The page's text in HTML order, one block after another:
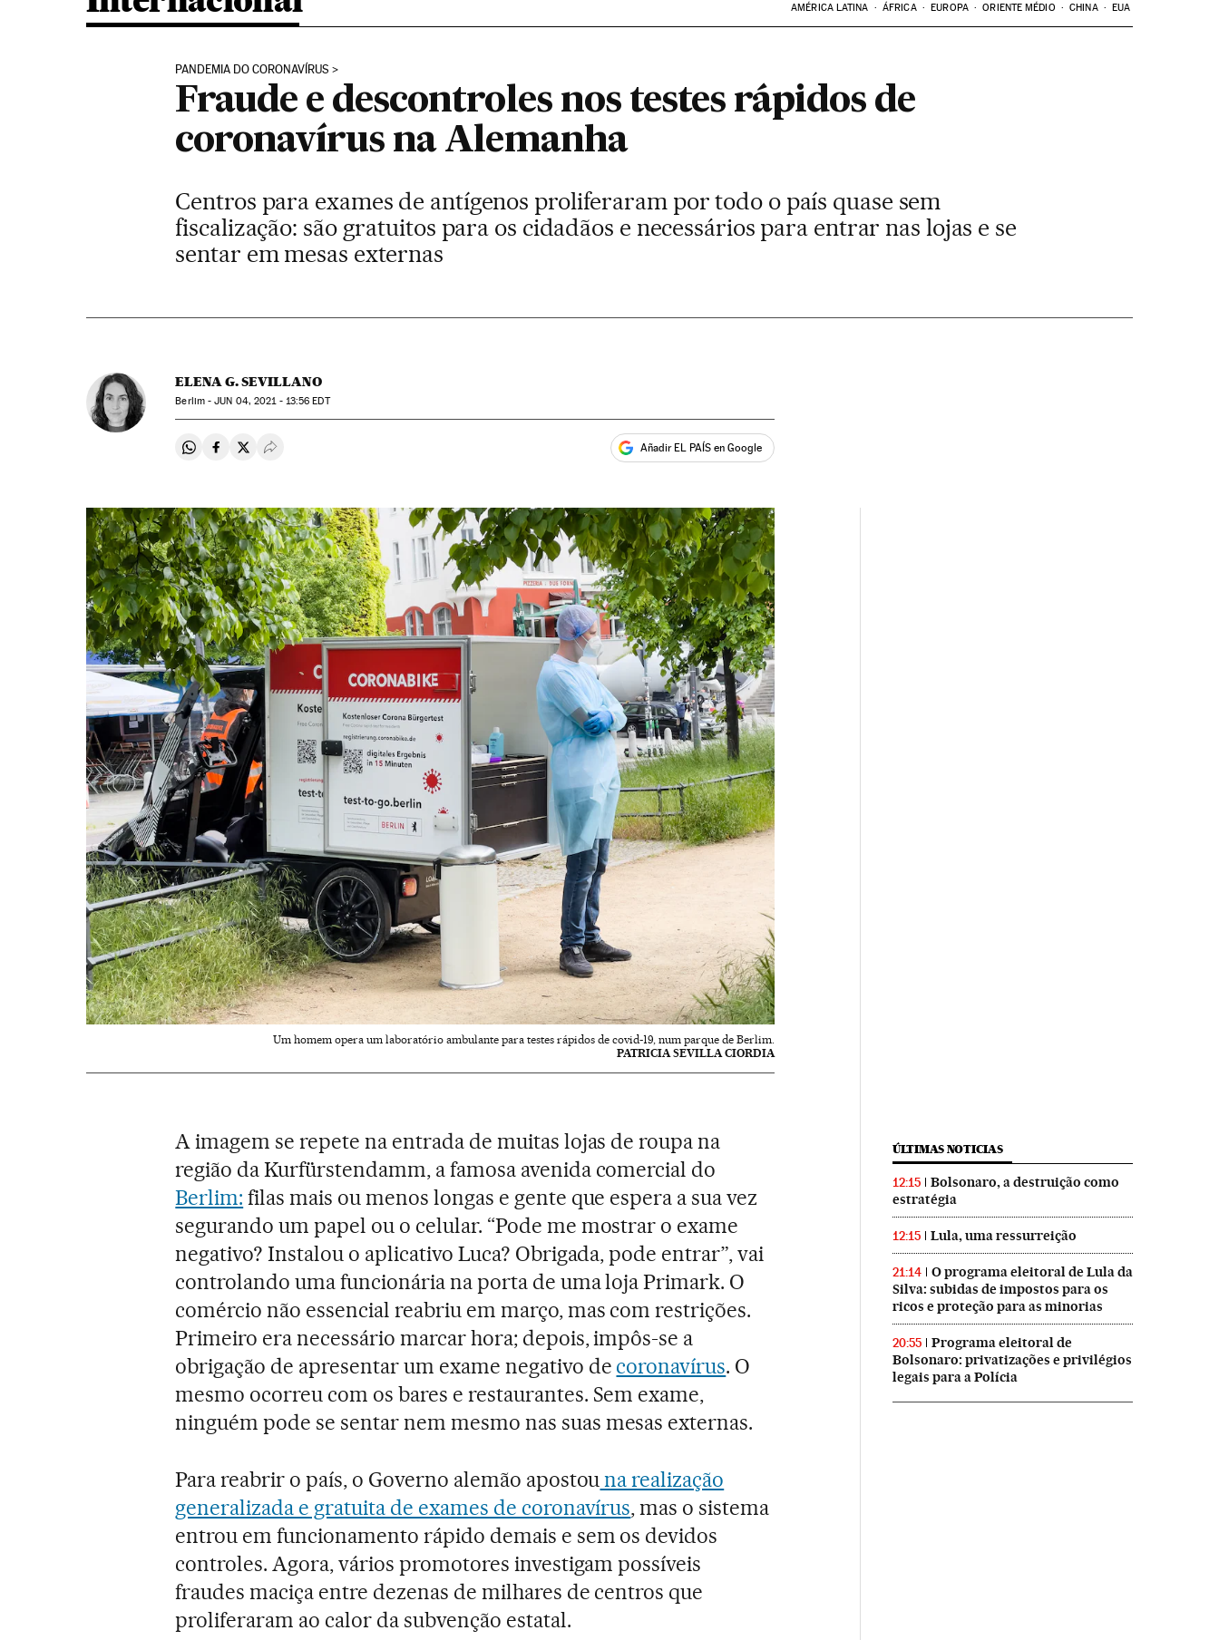
AMÉRICA LATINA ÁFRICA EUROPA ORIENTE MÉDIO CHINA EUA
PANDEMIA DO CORONAVÍRUS
Fraude e descontroles nos testes rápidos de
coronavírus na Alemanha
Centros para exames de antígenos proliferaram por todo o país quase sem
fiscalização: são gratuitos para os cidadãos e necessários para entrar nas lojas e se
sentar em mesas externas
ELENA G. SEVILLANO
Berlim -JUN 04, 2021 - 13:56 EDT
Compartir en Whatsapp
Compartir en Facebook
Compartir en Twitter
Desplegar Redes Sociales Añadir EL PAÍS en Google
Um homem opera um laboratório ambulante para testes rápidos de covid-19, num parque de Berlim.
PATRICIA SEVILLA CIORDIA
A imagem se repete na entrada de muitas lojas de roupa na
região da Kurfürstendamm, a famosa avenida comercial do
Berlim: filas mais ou menos longas e gente que espera a sua vez
segurando um papel ou o celular. “Pode me mostrar o exame
negativo? Instalou o aplicativo Luca? Obrigada, pode entrar”, vai
controlando uma funcionária na porta de uma loja Primark. O
comércio não essencial reabriu em março, mas com restrições.
Primeiro era necessário marcar hora; depois, impôs-se a
obrigação de apresentar um exame negativo de coronavírus. O
mesmo ocorreu com os bares e restaurantes. Sem exame,
ninguém pode se sentar nem mesmo nas suas mesas externas.
Para reabrir o país, o Governo alemão apostouna realização
generalizada e gratuita de exames de coronavírus, mas o sistema
entrou em funcionamento rápido demais e sem os devidos
controles. Agora, vários promotores investigam possíveis
fraudes maciça entre dezenas de milhares de centros que
proliferaram ao calor da subvenção estatal.
ÚLTIMAS NOTICIAS
12:15
Bolsonaro, a destruição como
estratégia
12:15 Lula, uma ressurreição
21:14
O programa eleitoral de Lula da
Silva: subidas de impostos para os
ricos e proteção para as minorias
20:55
Programa eleitoral de
Bolsonaro: privatizações e privilégios
legais para a Polícia